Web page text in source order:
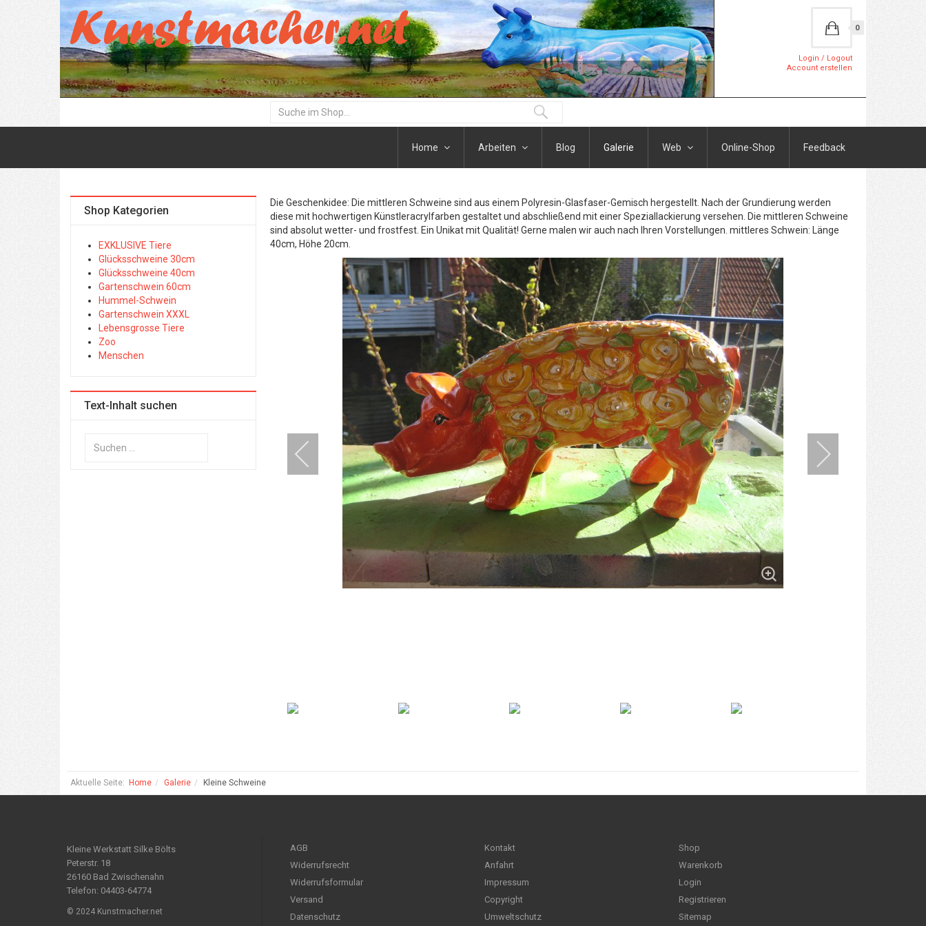
0
Login / Logout
Account erstellen
Home Arbeiten Blog Galerie Web Online-Shop Feedback
Die Geschenkidee: Die mittleren Schweine sind aus einem Polyresin-Glasfaser-Gemisch hergestellt. Nach der Grundierung werden
diese mit hochwertigen Künstleracrylfarben gestaltet und abschließend mit einer Speziallackierung versehen. Die mittleren Schweine
sind absolut wetter- und frostfest. Ein Unikat mit Qualität! Gerne malen wir auch nach Ihren Vorstellungen. mittleres Schwein: Länge
40cm, Höhe 20cm.
Shop Kategorien
EXKLUSIVE Tiere
Glücksschweine 30cm
Glücksschweine 40cm
Gartenschwein 60cm
Hummel-Schwein
Gartenschwein XXXL
Lebensgrosse Tiere
Zoo
Menschen
Text-Inhalt suchen
Aktuelle Seite: Home Galerie Kleine Schweine
Kleine Werkstatt Silke Bölts
Peterstr. 18
26160 Bad Zwischenahn
Telefon: 04403-64774
© 2024 Kunstmacher.net
AGB
Widerrufsrecht
Widerrufsformular
Versand
Datenschutz
Kontakt
Anfahrt
Impressum
Copyright
Umweltschutz
Shop
Warenkorb
Login
Registrieren
Sitemap